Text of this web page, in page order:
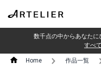
数千点の中からあなた
すべ
Home 作品一覧